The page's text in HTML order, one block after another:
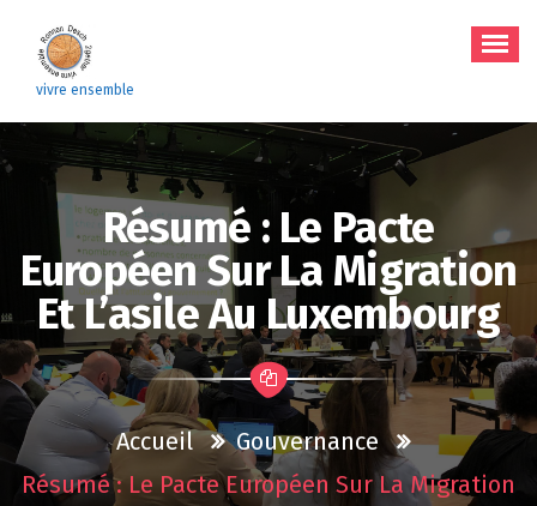
contenu
vivre ensemble
Résumé : Le Pacte
Européen Sur La Migration
Et L’asile Au Luxembourg
Accueil
Gouvernance
Résumé : Le Pacte Européen Sur La Migration